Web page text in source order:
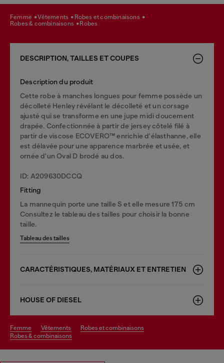
femme vêtements
robes et combinaisons
robes & combinaisons
robes
DESCRIPTION, TAILLES ET COUPES
Description du produit
Cette robe à manches longues pour femme possède un
décolleté Henley révélant le décolleté et un corsage
ajusté qui se transforme en une jupe midi doucement
drapée. Confectionnée à partir de jersey côtelé filé à
partir de viscose ECOVERO™ enrichie d'élasthanne, elle
est délavée pour une apparence marbrée et usée, et
ornée d'un Oval D brodé au dos.
ID: A209630DCCQ
Fitting
La mannequin porte une taille S et elle mesure 175 cm
Consultez le tableau des tailles pour choisir la bonne
taille.
Tableau des tailles
CARACTÉRISTIQUES, MATÉRIAUX ET ENTRETIEN
HOUSE OF DIESEL
femme vêtements
robes et combinaisons
robes & combinaisons